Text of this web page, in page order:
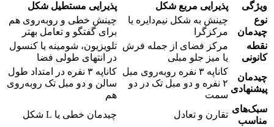
ویژگی پذیرایی مربع شکل
پذیرایی مستطیل شکل
نوع
چیدمان
چینش به شکل نیم‌دایره یا
مرکزگرا
چینش خطی و روبه‌روی هم
برای گفتگو و تعامل بهتر
نقطه
کانونی
مرکز فضای از جمله فرش
یا میز جلو مبلی
تلویزیون، شومینه یا کنسول
در انتهای طولی فضا
چیدمان
پیشنهادی
کاناپه ۳ نفره روبه‌روی مبل
۲ نفره و دو مبل تک در دو
سمت
کاناپه ۳ نفره در امتداد طول
سالن و دو مبل تک روبه‌روی
هم
سبک‌های
مناسب
تقارن و تعادل
چیدمان خطی یا L شکل